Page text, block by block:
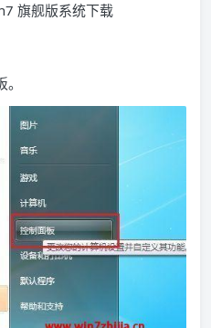
旗舰版系统下载